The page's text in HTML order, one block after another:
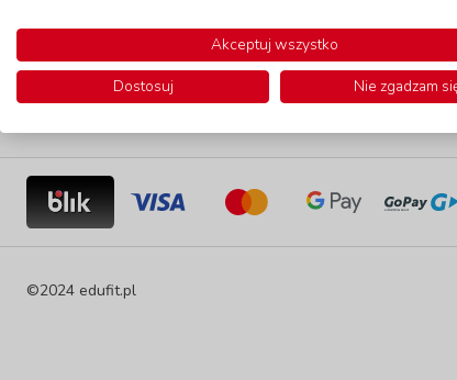
Towar w magazynie
©2024 edufit.pl
Akceptuj wszystko
Dostosuj
Nie zgadzam